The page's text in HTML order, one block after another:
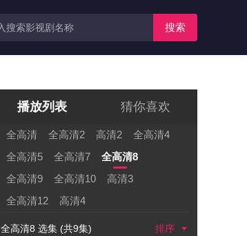
搜索
播放列表 猜你喜欢
全高清 全高清2 高清2
全高清4
全高清5
全高清7
全高清8
全高清9
全高清10
高清3
全高清12
高清4
全高清8 选集 (共9集) 排序